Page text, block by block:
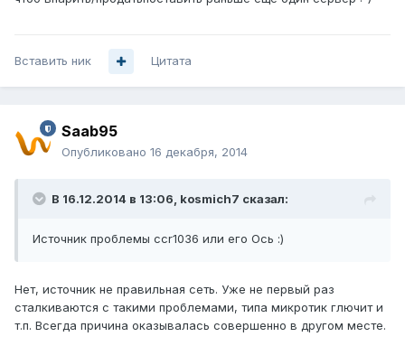
Вставить ник Цитата
Saab95
Опубликовано 16 декабря, 2014
В 16.12.2014 в 13:06, kosmich7 сказал:
Источник проблемы ccr1036 или его Ось :)
Нет, источник не правильная сеть. Уже не первый раз
сталкиваются с такими проблемами, типа микротик глючит и
т.п. Всегда причина оказывалась совершенно в другом месте.